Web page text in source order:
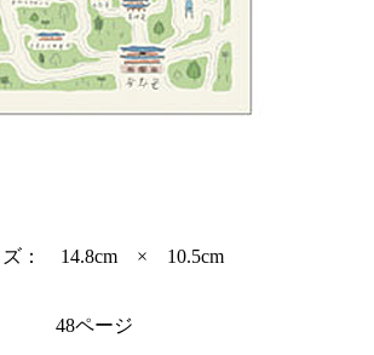
ズ： 14.8cm × 10.5cm
48ページ